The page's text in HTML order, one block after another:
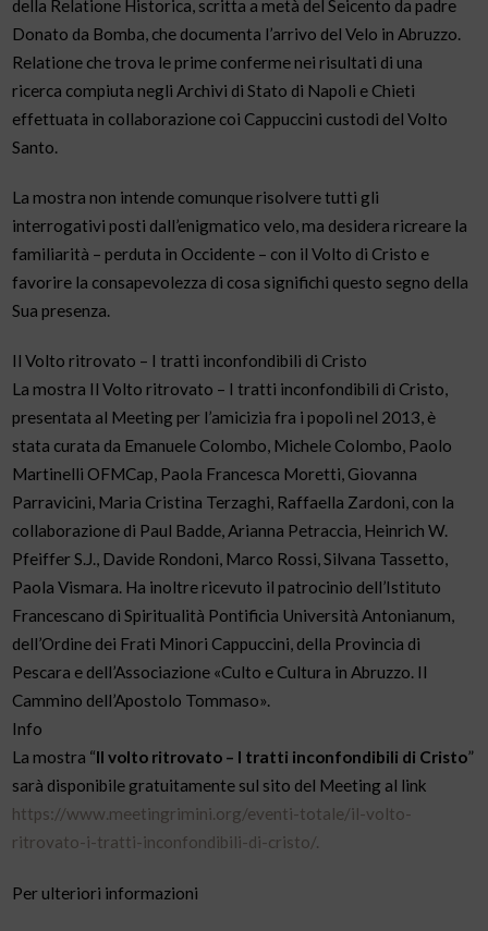
della Relatione Historica, scritta a metà del Seicento da padre
Donato da Bomba, che documenta l’arrivo del Velo in Abruzzo.
Relatione che trova le prime conferme nei risultati di una
ricerca compiuta negli Archivi di Stato di Napoli e Chieti
effettuata in collaborazione coi Cappuccini custodi del Volto
Santo.
La mostra non intende comunque risolvere tutti gli
interrogativi posti dall’enigmatico velo, ma desidera ricreare la
familiarità – perduta in Occidente – con il Volto di Cristo e
favorire la consapevolezza di cosa significhi questo segno della
Sua presenza.
Il Volto ritrovato – I tratti inconfondibili di Cristo
La mostra Il Volto ritrovato – I tratti inconfondibili di Cristo,
presentata al Meeting per l’amicizia fra i popoli nel 2013, è
stata curata da Emanuele Colombo, Michele Colombo, Paolo
Martinelli OFMCap, Paola Francesca Moretti, Giovanna
Parravicini, Maria Cristina Terzaghi, Raffaella Zardoni, con la
collaborazione di Paul Badde, Arianna Petraccia, Heinrich W.
Pfeiffer S.J., Davide Rondoni, Marco Rossi, Silvana Tassetto,
Paola Vismara. Ha inoltre ricevuto il patrocinio dell’Istituto
Francescano di Spiritualità Pontificia Università Antonianum,
dell’Ordine dei Frati Minori Cappuccini, della Provincia di
Pescara e dell’Associazione «Culto e Cultura in Abruzzo. Il
Cammino dell’Apostolo Tommaso».
Info
La mostra “Il volto ritrovato – I tratti inconfondibili di Cristo”
sarà disponibile gratuitamente sul sito del Meeting al link
https://www.meetingrimini.org/eventi-totale/il-volto-
ritrovato-i-tratti-inconfondibili-di-cristo/.
Per ulteriori informazioni